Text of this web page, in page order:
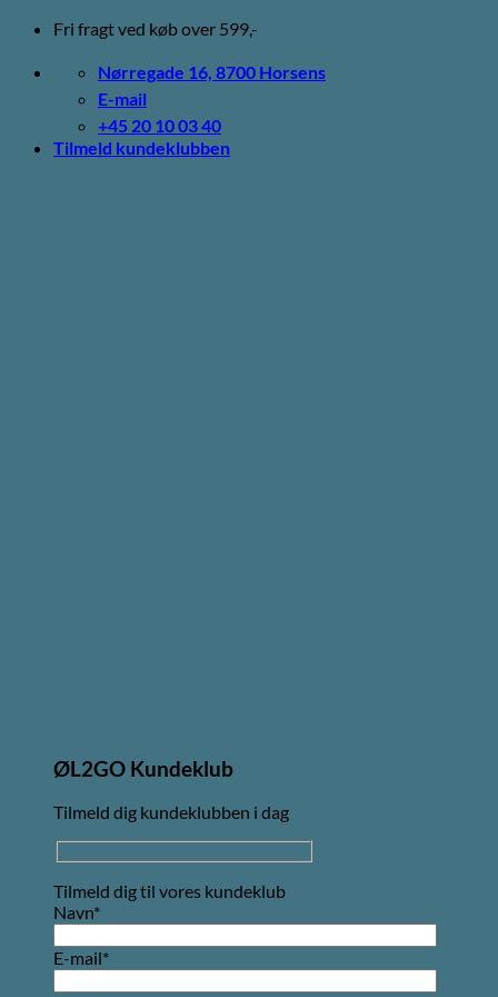
Fortsæt
indhold
Fri fragt ved køb over 599,-
Nørregade 16, 8700 Horsens
E-mail
+45 20 10 03 40
Tilmeld kundeklubben
ØL2GO Kundeklub
Tilmeld dig kundeklubben i dag
Tilmeld dig til vores kundeklub
Navn*
E-mail*